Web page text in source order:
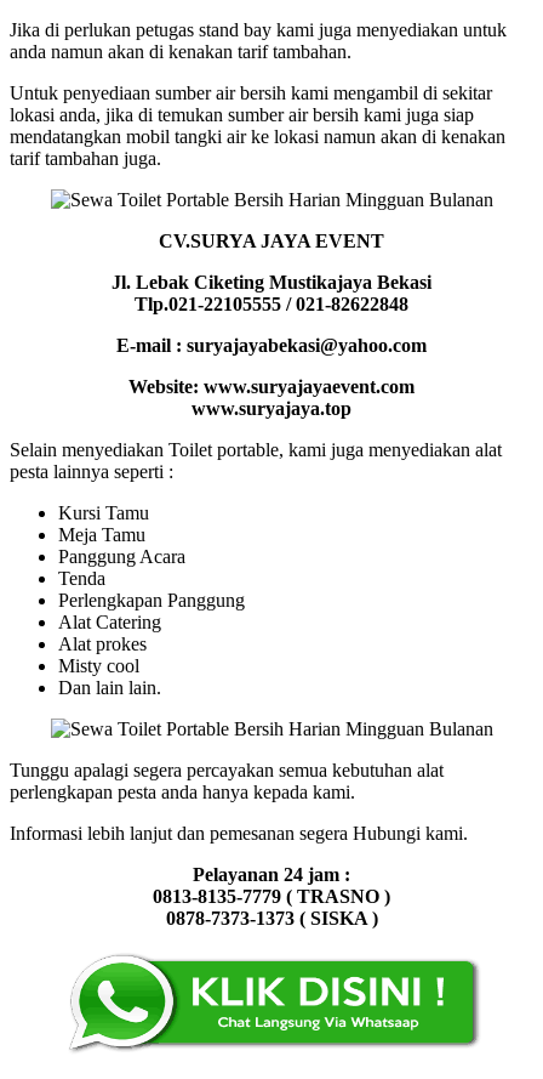
Jika di perlukan petugas stand bay kami juga menyediakan untuk
anda namun akan di kenakan tarif tambahan.
Untuk penyediaan sumber air bersih kami mengambil di sekitar
lokasi anda, jika di temukan sumber air bersih kami juga siap
mendatangkan mobil tangki air ke lokasi namun akan di kenakan
tarif tambahan juga.
CV.SURYA JAYA EVENT
Jl. Lebak Ciketing Mustikajaya Bekasi
Tlp.021-22105555 / 021-82622848
E-mail : suryajayabekasi@yahoo.com
Website: www.suryajayaevent.com
www.suryajaya.top
Selain menyediakan Toilet portable, kami juga menyediakan alat
pesta lainnya seperti :
Kursi Tamu
Meja Tamu
Panggung Acara
Tenda
Perlengkapan Panggung
Alat Catering
Alat prokes
Misty cool
Dan lain lain.
Tunggu apalagi segera percayakan semua kebutuhan alat
perlengkapan pesta anda hanya kepada kami.
Informasi lebih lanjut dan pemesanan segera Hubungi kami.
Pelayanan 24 jam :
0813-8135-7779 ( TRASNO )
0878-7373-1373 ( SISKA )